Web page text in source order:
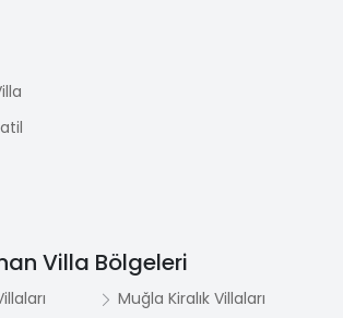
Villa Bölgeleri
Muğla Kiralık Villaları